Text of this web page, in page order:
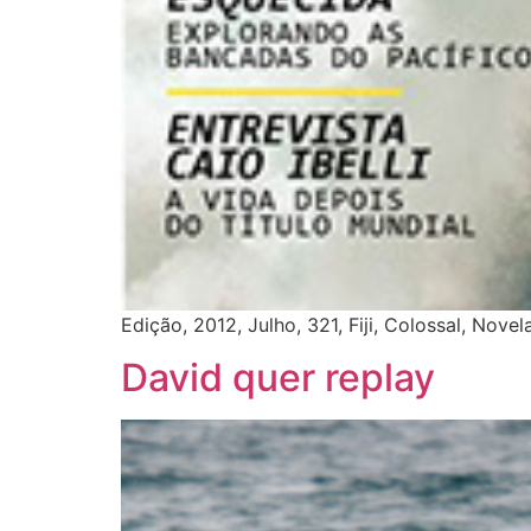
Edição, 2012, Julho, 321, Fiji, Colossal,
David quer replay